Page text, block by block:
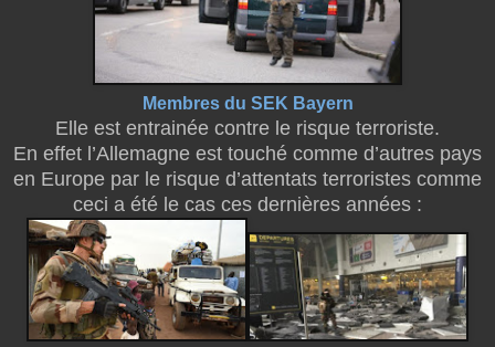
Membres du SEK Bayern
Elle est entrainée contre le risque terroriste.
En effet l’Allemagne est touché comme d’autres pays
en Europe par le risque d’attentats terroristes comme
ceci a été le cas ces dernières années :